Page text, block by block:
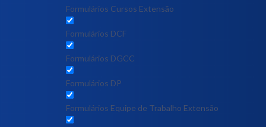
Formulários Cursos Extensão
Formulários DCF
Formulários DGCC
Formulários DP
Formulários Equipe de Trabalho Extensão